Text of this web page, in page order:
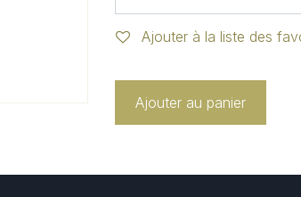
Ajouter à la liste des
Ajouter au panier